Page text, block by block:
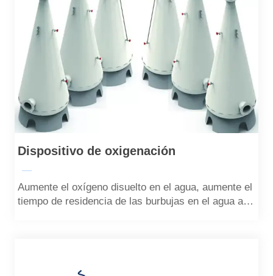
Dispositivo de oxigenación
—
Aumente el oxígeno disuelto en el agua, aumente el
tiempo de residencia de las burbujas en el agua a